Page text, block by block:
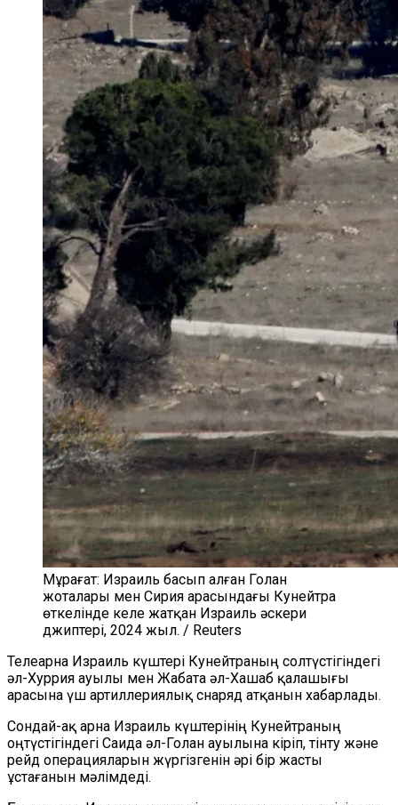
Мұрағат: Израиль басып алған Голан
жоталары мен Сирия арасындағы Кунейтра
өткелінде келе жатқан Израиль әскери
джиптері, 2024 жыл. / Reuters
Телеарна Израиль күштері Кунейтраның солтүстігіндегі
әл-Хуррия ауылы мен Жабата әл-Хашаб қалашығы
арасына үш артиллериялық снаряд атқанын хабарлады.
Сондай-ақ арна Израиль күштерінің Кунейтраның
оңтүстігіндегі Саида әл-Голан ауылына кіріп, тінту және
рейд операцияларын жүргізгенін әрі бір жасты
ұстағанын мәлімдеді.